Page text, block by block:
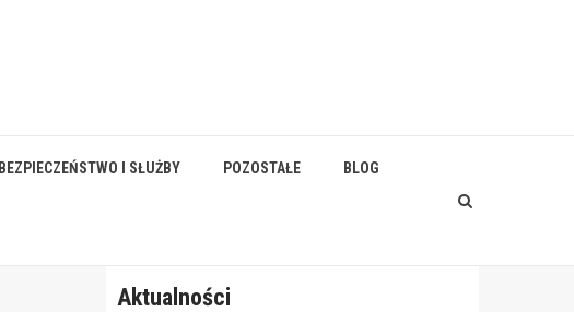
BEZPIECZEŃSTWO I SŁUŻBY POZOSTAŁE BLOG
Aktualności